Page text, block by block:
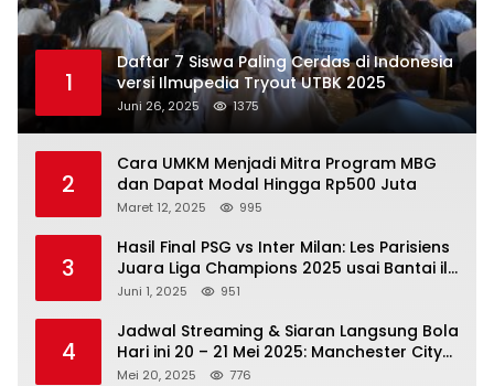
1
Daftar 7 Siswa Paling Cerdas di Indonesia
versi Ilmupedia Tryout UTBK 2025
Juni 26, 2025 1375
2
Cara UMKM Menjadi Mitra Program MBG
dan Dapat Modal Hingga Rp500 Juta
Maret 12, 2025 995
3
Hasil Final PSG vs Inter Milan: Les Parisiens
Juara Liga Champions 2025 usai Bantai il
Nerazzurri
Juni 1, 2025 951
4
Jadwal Streaming & Siaran Langsung Bola
Hari ini 20 – 21 Mei 2025: Manchester City
vs Bournemouth
Mei 20, 2025 776